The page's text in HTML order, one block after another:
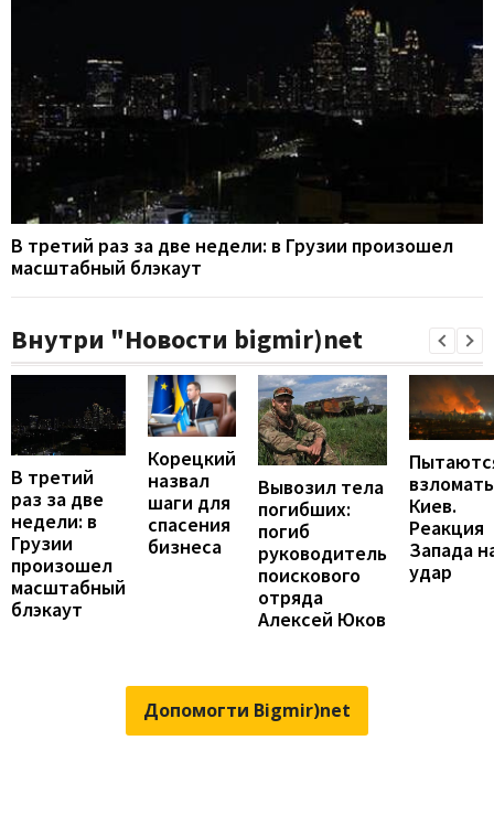
В третий раз за две недели: в Грузии произошел
масштабный блэкаут
Внутри "Новости bigmir)net
В третий
раз за две
недели: в
Грузии
произошел
масштабный
блэкаут
Корецкий
назвал
шаги для
спасения
бизнеса
Вывозил тела
погибших:
погиб
руководитель
поискового
отряда
Алексей Юков
взломать
Киев.
Реакция
Запада
удар
Допомогти Bigmir)net